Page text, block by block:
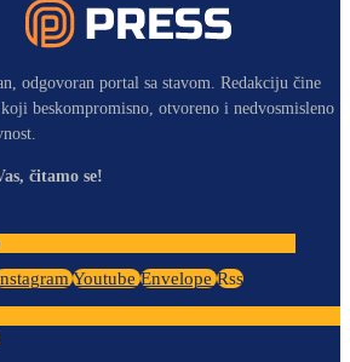
odgovoran portal sa stavom. Redakciju čine
beskompromisno, otvoreno i nedvosmisleno
čitamo se!
Youtube Envelope Rss